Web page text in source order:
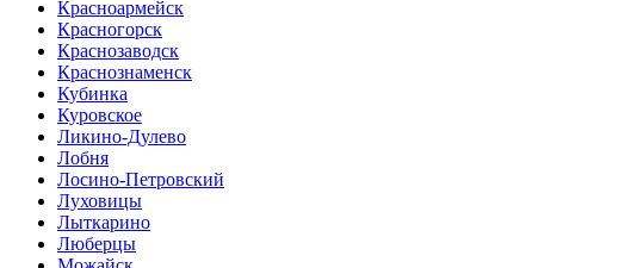
Красноармейск
Красногорск
Краснозаводск
Краснознаменск
Кубинка
Куровское
Ликино-Дулево
Лобня
Лосино-Петровский
Луховицы
Лыткарино
Люберцы